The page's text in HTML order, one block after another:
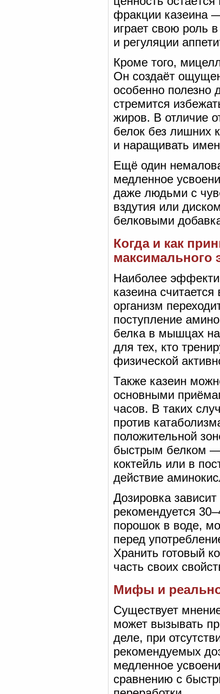
фракции казеина
играет свою роль
и регуляции
Кроме того,
Он создаёт
особенно полезно
стремится
жиров. В отличие
белок без лишних
и наращивать
Ещё один
медленное
даже людьми с
вздутия или
белковыми
Когда и как
максимального
Наиболее
казеина
организм
поступление
белка в мышцах
для тех, кто
физической
Также казеин
основными
часов. В таких
против
положительной
быстрым белком —
коктейль или в
действие
Дозировка
рекомендуется
порошок в воде,
перед
Хранить готовый
часть своих
Мифы и
Существует
может вызывать
деле, при
рекомендуемых
медленное
сравнению с